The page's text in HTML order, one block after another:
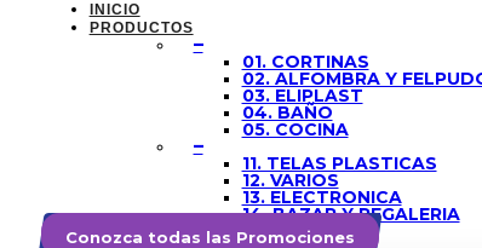
INICIO
PRODUCTOS
–
01. CORTINAS
02. ALFOMBRA Y
03. ELIPLAST
04. BAÑO
05. COCINA
–
11. TELAS PLASTICAS
12. VARIOS
13. ELECTRONICA
14. BAZAR Y REGALERIA
PROMOCIONES
Conozca todas las Promociones